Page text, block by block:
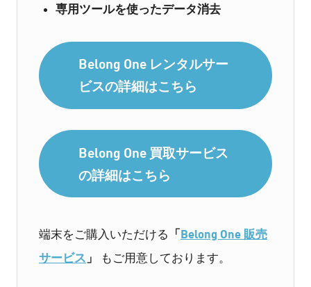
専用ツールを使ったデータ消去
Belong One レンタルサー
ビスの詳細はこちら
Belong One 買取サービス
の詳細はこちら
端末をご購入いただける 「Belong One 販売
サービス 」 もご用意しております。